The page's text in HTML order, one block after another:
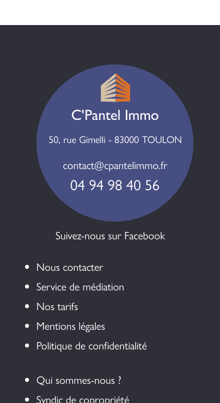
Qui sommes-nous ?
Syndic de copropriété
C'Pantel Immo
50, rue Gimelli - 83000 TOULON
contact@cpantelimmo.fr
04 94 98 40 56
Suivez-nous sur Facebook
Nous contacter
Service de médiation
Nos tarifs
Mentions légales
Politique de confidentialité